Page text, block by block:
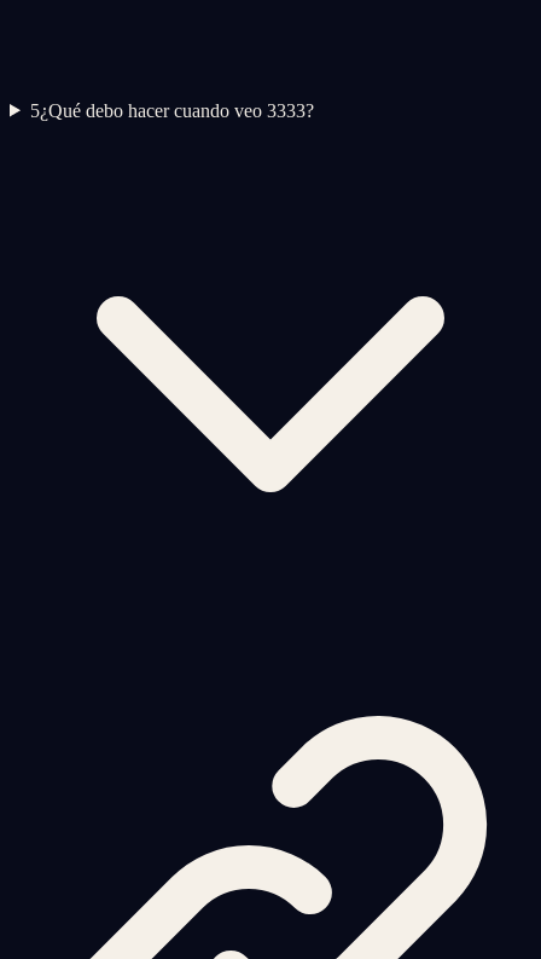
5¿Qué debo hacer cuando veo 3333?